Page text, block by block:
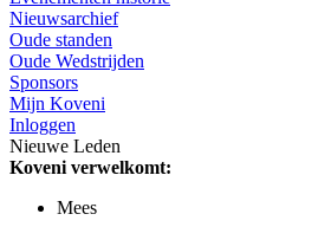
Nieuwsarchief
Oude standen
Oude Wedstrijden
Sponsors
Mijn Koveni
Inloggen
Nieuwe Leden
Koveni verwelkomt:
Mees